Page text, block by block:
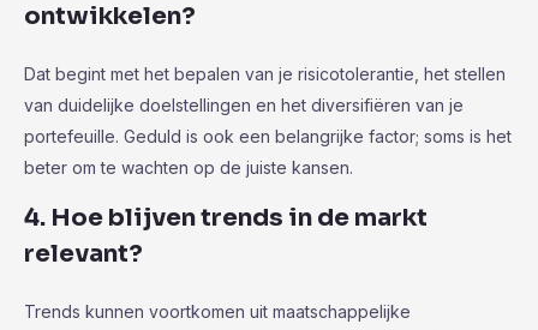
ontwikkelen?
Dat begint met het bepalen van je risicotolerantie, het stellen
van duidelijke doelstellingen en het diversifiëren van je
portefeuille. Geduld is ook een belangrijke factor; soms is het
beter om te wachten op de juiste kansen.
4. Hoe blijven trends in de markt
relevant?
Trends kunnen voortkomen uit maatschappelijke